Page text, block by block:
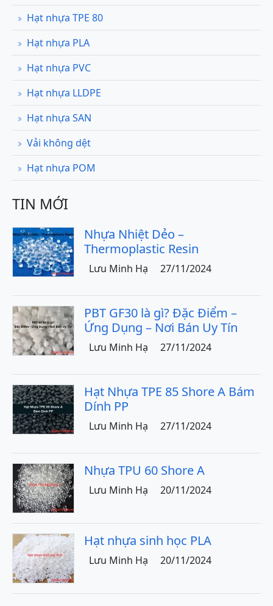
Hạt nhựa TPE 80
Hạt nhựa PLA
Hạt nhựa PVC
Hạt nhựa LLDPE
Hạt nhựa SAN
Vải không dệt
Hạt nhựa POM
TIN MỚI
Nhựa Nhiệt Dẻo –
Thermoplastic Resin
Lưu Minh Hạ 27/11/2024
PBT GF30 là gì? Đặc Điểm –
Ứng Dụng – Nơi Bán Uy Tín
Lưu Minh Hạ 27/11/2024
Hạt Nhựa TPE 85 Shore A Bám
Dính PP
Lưu Minh Hạ 27/11/2024
Nhựa TPU 60 Shore A
Lưu Minh Hạ 20/11/2024
Hạt nhựa sinh học PLA
Lưu Minh Hạ 20/11/2024